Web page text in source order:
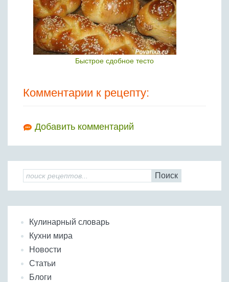
Быстрое сдобное тесто
Комментарии к рецепту:
Добавить комментарий
Поиск
Кулинарный словарь
Кухни мира
Новости
Статьи
Блоги